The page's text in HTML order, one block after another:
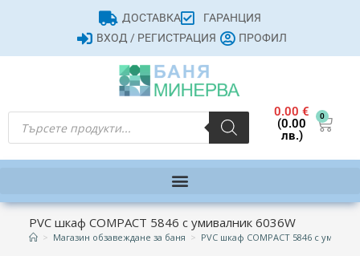
ДОСТАВКА
ГАРАНЦИЯ
ВХОД / РЕГИСТРАЦИЯ
ПРОФИЛ
0.00€
(0.00
лв.)
0
PVC шкаф COMPACT 5846 с умивалник 6036W
> Магазин обзавеждане за баня > PVC шкаф COMPACT 5846 с